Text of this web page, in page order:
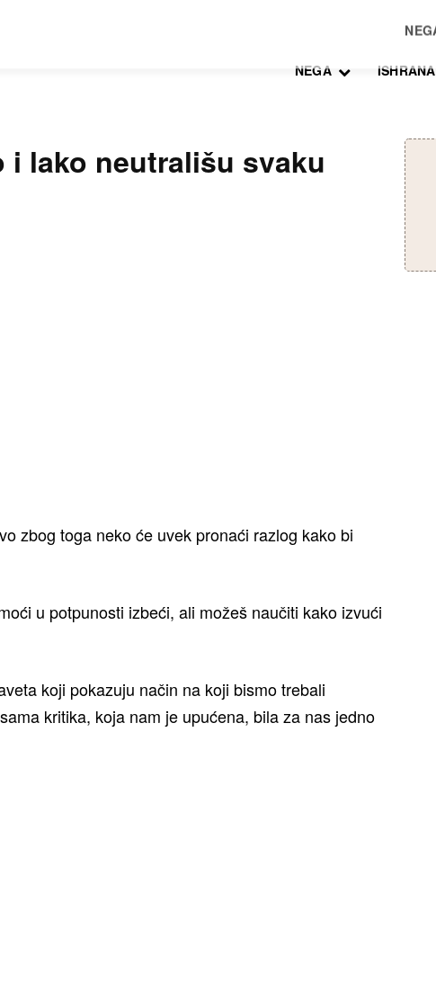
NEGA ISHRANA
i lako neutrališu svaku
zbog toga neko će uvek pronaći razlog kako bi
u potpunosti izbeći, ali možeš naučiti kako izvući
koji pokazuju način na koji bismo trebali
kritika, koja nam je upućena, bila za nas jedno